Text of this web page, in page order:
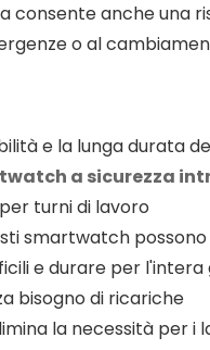
consente anche una
o al
e la lunga durata
a sicurezza
turni di lavoro
smartwatch
e durare per
bisogno di ricariche
la necessità per i